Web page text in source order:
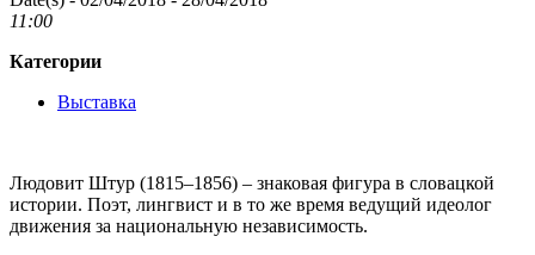
11:00
Категории
Выставка
Людовит Штур (1815–1856) – знаковая фигура в словацкой
истории. Поэт, лингвист и в то же время ведущий идеолог
движения за национальную независимость.